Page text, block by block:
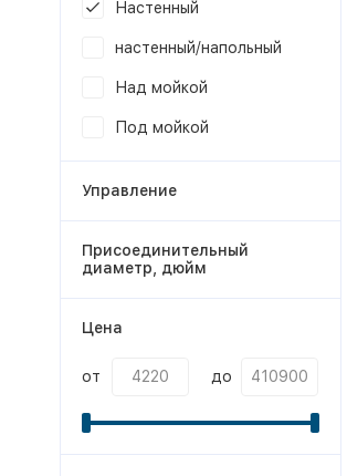
Настенный
настенный/напольный
Над мойкой
Под мойкой
Управление
Присоединительный
диаметр, дюйм
Цена
от до